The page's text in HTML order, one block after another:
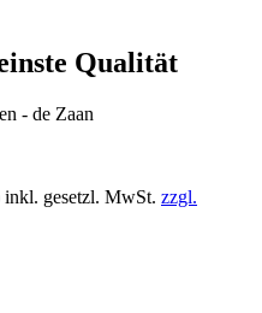
Qualität
- de Zaan
inkl. gesetzl. MwSt. zzgl.